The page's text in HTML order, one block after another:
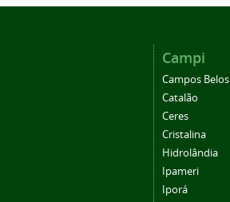
Campi
Campos Belos
Catalão
Ceres
Cristalina
Hidrolândia
Ipameri
Iporá